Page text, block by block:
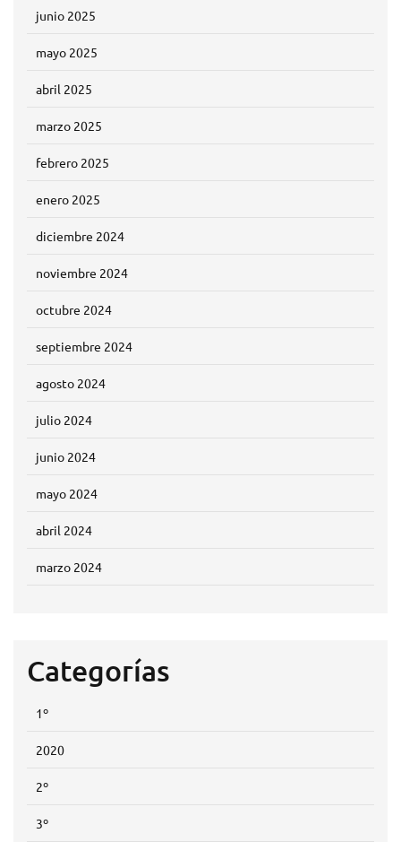
junio 2025
mayo 2025
abril 2025
marzo 2025
febrero 2025
enero 2025
diciembre 2024
noviembre 2024
octubre 2024
septiembre 2024
agosto 2024
julio 2024
junio 2024
mayo 2024
abril 2024
marzo 2024
Categorías
1º
2020
2º
3º